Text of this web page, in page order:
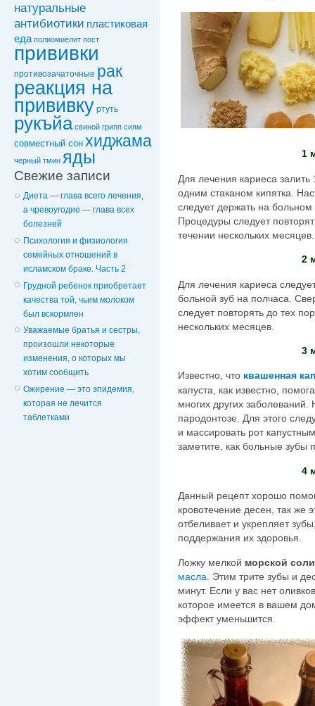
натуральные
антибиотики пластиковая
еда полиомиелит пост
прививки
противозачаточные рак
реакция на
прививку ртуть
рукъйа свиной грипп сиям
совместный сон хиджама
черный тмин яды
Свежие записи
Диета — глава всего лечения,
а чревоугодие — глава всех
болезней
Психология и физиология
семейных отношений в
исламском браке. Часть 2
Грудной ребенок приобретает
качества той, чьим молоком
был вскормлен
Уважаемые братья и сестры,
произошли некоторые
изменения, о которых мы
хотим сообщить
Ожирение — это эпидемия,
которая не лечится
таблетками
1
Для лечения кариеса
одним стаканом кипятка.
следует держать на больном
Процедуры следует
течении нескольких месяцев.
2
Для лечения кариеса
больной зуб на полчаса.
следует повторять до тех
нескольких месяцев.
3
Известно, что квашенная
капуста, как известно,
многих других
пародонтозе. Для этого
и массировать рот
заметите, как больные зубы
4
Данный рецепт хорошо
кровотечение десен, так же
отбеливает и укрепляет
поддержания их здоровья.
Ложку мелкой морской соли
масла . Этим трите зубы и
минут. Если у вас нет
которое имеется в вашем
эффект уменьшится.